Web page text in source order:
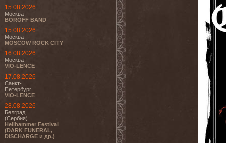
15.08.2026
Москва
BOROFF BAND
15.08.2026
Москва
MOSCOW ROCK CITY
16.08.2026
Москва
VIO-LENCE
17.08.2026
Санкт-
Петербург
VIO-LENCE
28.08.2026
Белград
(Сербия)
Hellhammer Festival
(DARK FUNERAL,
DISCHARGE и др.)